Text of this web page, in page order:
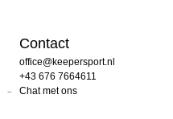
Contact
office@keepersport.nl
+43 676 7664611
Chat met ons